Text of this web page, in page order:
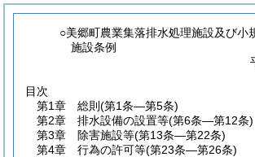
○美郷町農業集落排水処理施設及び小
施設条例
目次
第1章
総則 (第1条―第5条)
第2章
排水設備の設置等(第6条―第12条)
第3章
除害施設等(第13条―第22条)
第4章
行為の許可等(第23条―第26条)